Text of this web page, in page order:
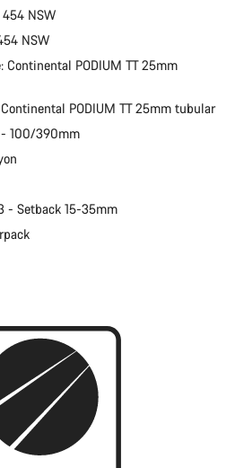
NSW
NSW
Continental PODIUM TT 25mm
PODIUM TT 25mm tubular
- 100/390mm
- Setback 15-35mm